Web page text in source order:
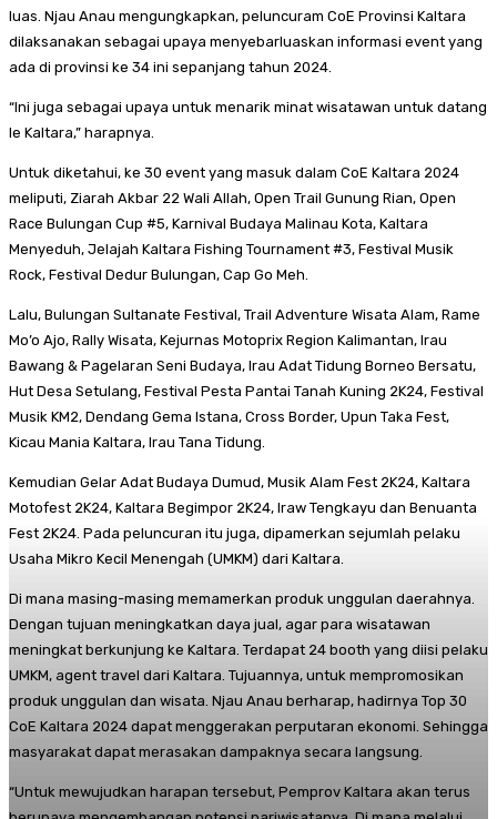
luas. Njau Anau mengungkapkan, peluncuram CoE Provinsi Kaltara
dilaksanakan sebagai upaya menyebarluaskan informasi event yang
ada di provinsi ke 34 ini sepanjang tahun 2024.
“Ini juga sebagai upaya untuk menarik minat wisatawan untuk datang
le Kaltara,” harapnya.
Untuk diketahui, ke 30 event yang masuk dalam CoE Kaltara 2024
meliputi, Ziarah Akbar 22 Wali Allah, Open Trail Gunung Rian, Open
Race Bulungan Cup #5, Karnival Budaya Malinau Kota, Kaltara
Menyeduh, Jelajah Kaltara Fishing Tournament #3, Festival Musik
Rock, Festival Dedur Bulungan, Cap Go Meh.
Lalu, Bulungan Sultanate Festival, Trail Adventure Wisata Alam, Rame
Mo’o Ajo, Rally Wisata, Kejurnas Motoprix Region Kalimantan, Irau
Bawang & Pagelaran Seni Budaya, Irau Adat Tidung Borneo Bersatu,
Hut Desa Setulang, Festival Pesta Pantai Tanah Kuning 2K24, Festival
Musik KM2, Dendang Gema Istana, Cross Border, Upun Taka Fest,
Kicau Mania Kaltara, Irau Tana Tidung.
Kemudian Gelar Adat Budaya Dumud, Musik Alam Fest 2K24, Kaltara
Motofest 2K24, Kaltara Begimpor 2K24, Iraw Tengkayu dan Benuanta
Fest 2K24. Pada peluncuran itu juga, dipamerkan sejumlah pelaku
Usaha Mikro Kecil Menengah (UMKM) dari Kaltara.
Di mana masing-masing memamerkan produk unggulan daerahnya.
Dengan tujuan meningkatkan daya jual, agar para wisatawan
meningkat berkunjung ke Kaltara. Terdapat 24 booth yang diisi pelaku
UMKM, agent travel dari Kaltara. Tujuannya, untuk mempromosikan
produk unggulan dan wisata. Njau Anau berharap, hadirnya Top 30
CoE Kaltara 2024 dapat menggerakan perputaran ekonomi. Sehingga
masyarakat dapat merasakan dampaknya secara langsung.
“Untuk mewujudkan harapan tersebut, Pemprov Kaltara akan terus